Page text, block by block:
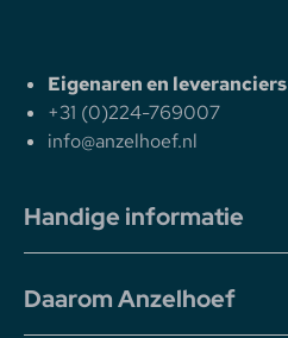
Eigenaren en leveranciers
+31 (0)224-769007
info@anzelhoef.nl
Handige informatie
Daarom Anzelhoef